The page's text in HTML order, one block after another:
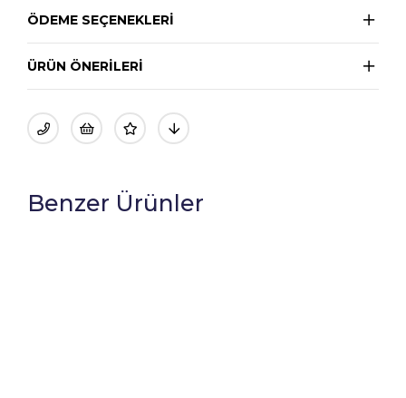
ÖDEME SEÇENEKLERI
ÜRÜN ÖNERILERI
Benzer Ürünler